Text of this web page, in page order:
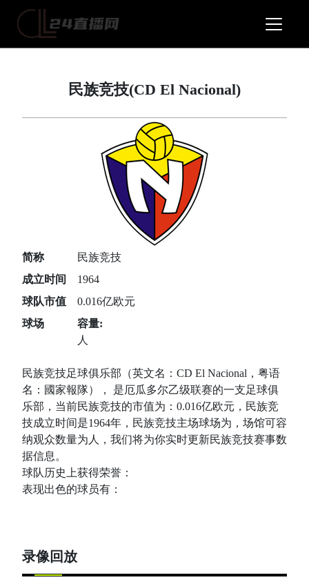
民族竞技(CD El Nacional)
简称
民族竞技
成立时间
1964
球队市值
0.016亿欧元
球场
容量:
人
民族竞技足球俱乐部（英文名：CD El Nacional，粤语
名：國家報隊）， 是厄瓜多尔乙级联赛的一支足球俱
乐部，当前民族竞技的市值为：0.016亿欧元，民族竞
技成立时间是1964年，民族竞技主场球场为，场馆可容
纳观众数量为人，我们将为你实时更新民族竞技赛事数
据信息。
球队历史上获得荣誉：
表现出色的球员有：
录像回放